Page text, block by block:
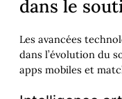
dans le
Les avancées
dans l’évolution du
apps mobiles et